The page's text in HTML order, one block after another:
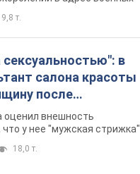
9,8 т.
в
салона красоты
после
разгорелся скандал.
оценил внешность
у нее "мужская стрижка"
18,0 т.